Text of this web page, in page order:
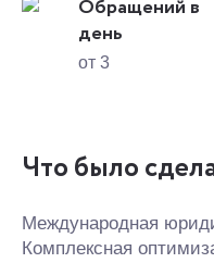
Обращений в
день
от 3
Что было
Международная
Комплексная